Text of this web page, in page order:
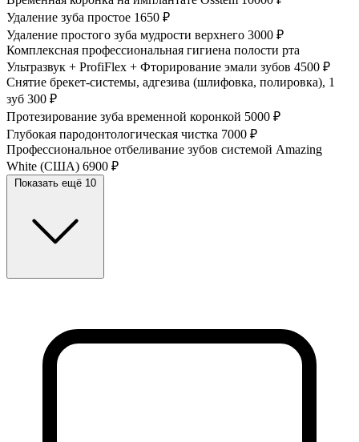
Удаление зуба простое 1650 ₽
Удаление простого зуба мудрости верхнего 3000 ₽
Комплексная профессиональная гигиена полости рта
Ультразвук + ProfiFlex + Фторирование эмали зубов 4500 ₽
Снятие брекет-системы, адгезива (шлифовка, полировка), 1
зуб 300 ₽
Протезирование зуба временной коронкой 5000 ₽
Глубокая пародонтологическая чистка 7000 ₽
Профессиональное отбеливание зубов системой Amazing
White (США) 6900 ₽
Показать ещё 10